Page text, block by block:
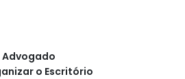
Advogado
o Escritório